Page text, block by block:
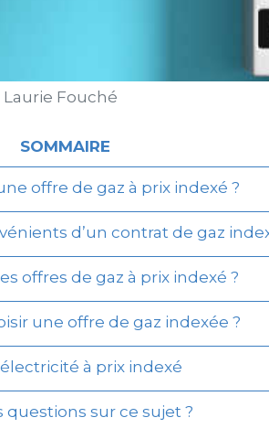
Laurie Fouché
SOMMAIRE
offre de gaz à prix indexé ?
d’un contrat de gaz
offres de gaz à prix indexé ?
une offre de gaz indexée ?
à prix indexé
questions sur ce sujet ?